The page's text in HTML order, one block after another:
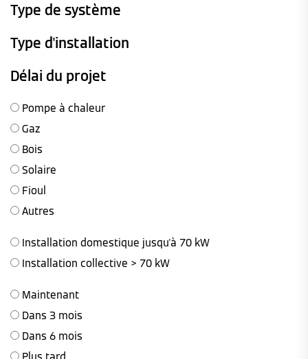
Type de système
Type d'installation
Délai du projet
Pompe à chaleur
Gaz
Bois
Solaire
Fioul
Autres
Installation domestique jusqu'à 70 kW
Installation collective > 70 kW
Maintenant
Dans 3 mois
Dans 6 mois